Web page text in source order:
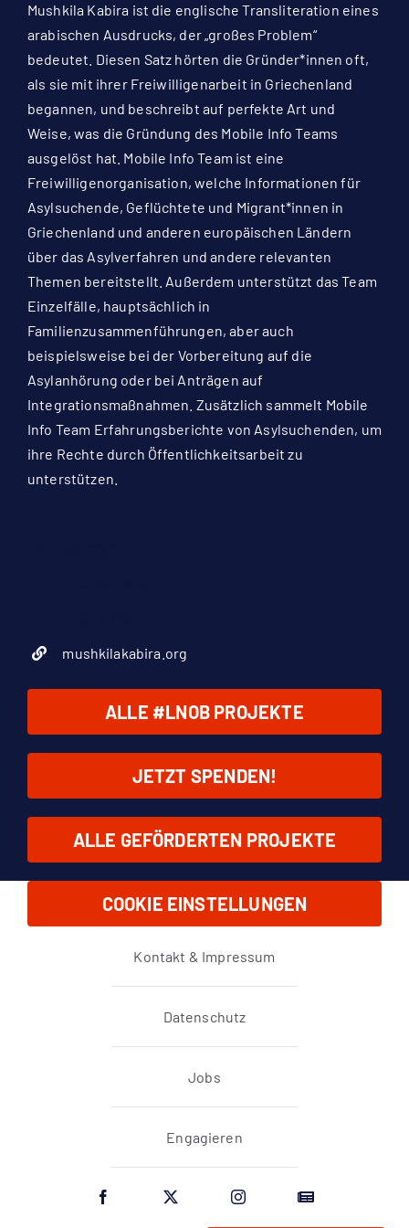
Mushkila Kabira ist die englische Transliteration eines
arabischen Ausdrucks, der „großes Problem“
bedeutet. Diesen Satz hörten die Gründer*innen oft,
als sie mit ihrer Freiwilligenarbeit in Griechenland
begannen, und beschreibt auf perfekte Art und
Weise, was die Gründung des Mobile Info Teams
ausgelöst hat. Mobile Info Team ist eine
Freiwilligenorganisation, welche Informationen für
Asylsuchende, Geflüchtete und Migrant*innen in
Griechenland und anderen europäischen Ländern
über das Asylverfahren und andere relevanten
Themen bereitstellt. Außerdem unterstützt das Team
Einzelfälle, hauptsächlich in
Familienzusammenführungen, aber auch
beispielsweise bei der Vorbereitung auf die
Asylanhörung oder bei Anträgen auf
Integrationsmaßnahmen. Zusätzlich sammelt Mobile
Info Team Erfahrungsberichte von Asylsuchenden, um
ihre Rechte durch Öffentlichkeitsarbeit zu
unterstützen.
mushkilakabira.org
ALLE #LNOB PROJEKTE
JETZT SPENDEN!
ALLE GEFÖRDERTEN PROJEKTE
COOKIE EINSTELLUNGEN
Kontakt & Impressum
Datenschutz
Jobs
Engagieren